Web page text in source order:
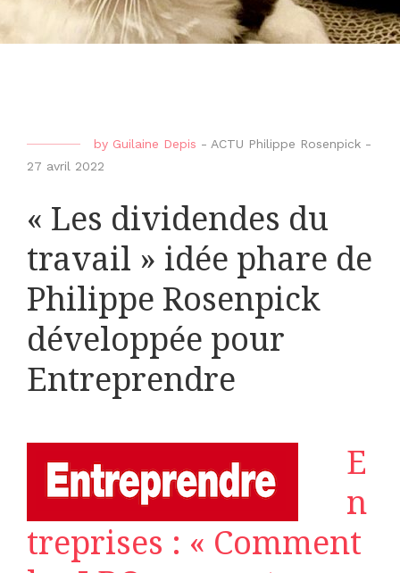
by Guilaine Depis - ACTU Philippe Rosenpick -
27 avril 2022
« Les dividendes du
travail » idée phare de
Philippe Rosenpick
développée pour
Entreprendre
E
n
treprises : « Comment